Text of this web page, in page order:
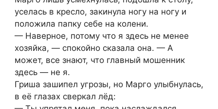
уселась в кресло, закинула ногу на ногу и
положила папку себе на колени.
— Наверное, потому что я здесь не менее
хозяйка, — спокойно сказала она. — А
может, все знают, что главный мошенник
здесь — не я.
Гриша зашипел угрозы, но Марго улыбнулась,
в её глазах сверкал лёд: